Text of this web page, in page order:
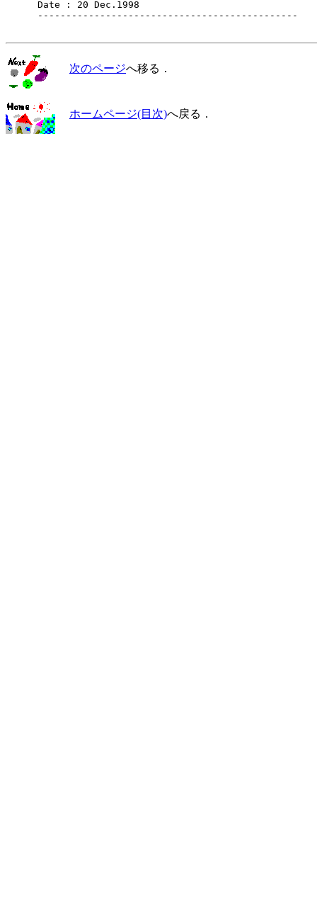
Date : 20 Dec.1998
----------------------------------------------
次のページへ移る．
ホームページ(目次)へ戻る．